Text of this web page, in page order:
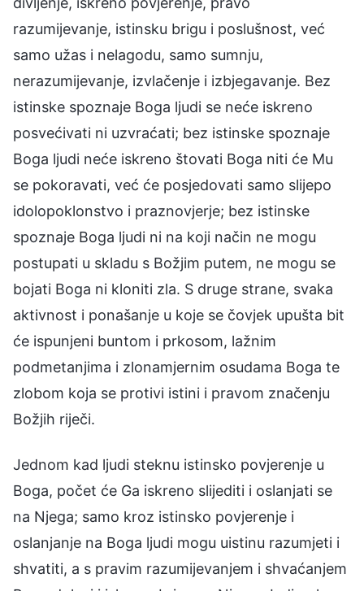
razumijevanje, istinsku brigu i poslušnost, već
samo užas i nelagodu, samo sumnju,
nerazumijevanje, izvlačenje i izbjegavanje. Bez
istinske spoznaje Boga ljudi se neće iskreno
posvećivati ni uzvraćati; bez istinske spoznaje
Boga ljudi neće iskreno štovati Boga niti će Mu
se pokoravati, već će posjedovati samo slijepo
idolopoklonstvo i praznovjerje; bez istinske
spoznaje Boga ljudi ni na koji način ne mogu
postupati u skladu s Božjim putem, ne mogu se
bojati Boga ni kloniti zla. S druge strane, svaka
aktivnost i ponašanje u koje se čovjek upušta bit
će ispunjeni buntom i prkosom, lažnim
podmetanjima i zlonamjernim osudama Boga te
zlobom koja se protivi istini i pravom značenju
Božjih riječi.
Jednom kad ljudi steknu istinsko povjerenje u
Boga, počet će Ga iskreno slijediti i oslanjati se
na Njega; samo kroz istinsko povjerenje i
oslanjanje na Boga ljudi mogu uistinu razumjeti i
shvatiti, a s pravim razumijevanjem i shvaćanjem